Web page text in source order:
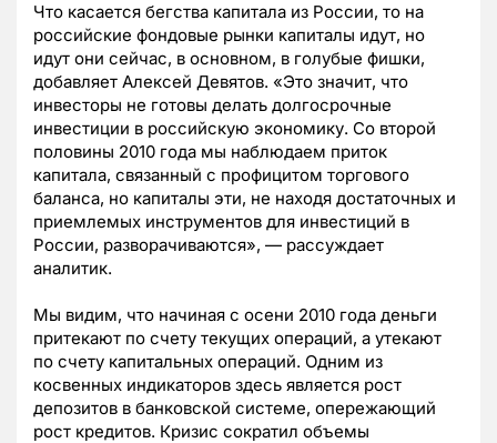
Что касается бегства капитала из России, то на
российские фондовые рынки капиталы идут, но
идут они сейчас, в основном, в голубые фишки,
добавляет Алексей Девятов. «Это значит, что
инвесторы не готовы делать долгосрочные
инвестиции в российскую экономику. Со второй
половины 2010 года мы наблюдаем приток
капитала, связанный с профицитом торгового
баланса, но капиталы эти, не находя достаточных и
приемлемых инструментов для инвестиций в
России, разворачиваются», — рассуждает
аналитик.
Мы видим, что начиная с осени 2010 года деньги
притекают по счету текущих операций, а утекают
по счету капитальных операций. Одним из
косвенных индикаторов здесь является рост
депозитов в банковской системе, опережающий
рост кредитов. Кризис сократил объемы